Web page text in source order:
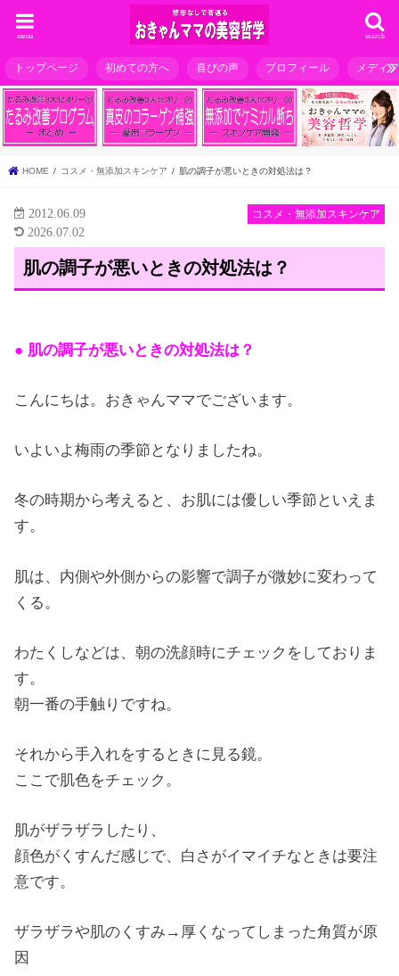
search
menu
トップページ 初めての方へ 喜びの声 プロフィール メディ
HOME コスメ・無添加スキンケア 肌の調子が悪いときの対処法は？
コスメ・無添加スキンケア
2012.06.09
2026.07.02
肌の調子が悪いときの対処法は？
● 肌の調子が悪いときの対処法は？
こんにちは。おきゃんママでございます。
いよいよ梅雨の季節となりましたね。
冬の時期から考えると、お肌には優しい季節といえま
す。
肌は、内側や外側からの影響で調子が微妙に変わって
くる。
わたくしなどは、朝の洗顔時にチェックをしておりま
す。
朝一番の手触りですね。
それから手入れをするときに見る鏡。
ここで肌色をチェック。
肌がザラザラしたり、
顔色がくすんだ感じで、白さがイマイチなときは要注
意です。
ザラザラや肌のくすみ→厚くなってしまった角質が原
因